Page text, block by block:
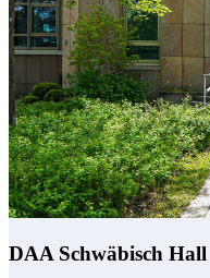
DAA Schwäbisch Hall